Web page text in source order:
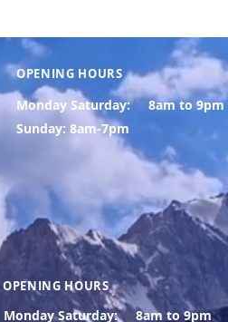
OPENING HOURS
Monday Saturday:
8am to 9pm
Sunday: 8am-7pm
OPENING HOURS
Monday Saturday: 8am to 9pm